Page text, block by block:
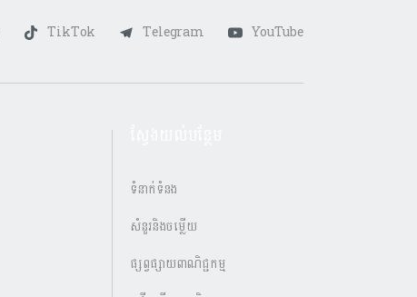
TikTok Telegram YouTube
ទំនាក់ទំនង
សំនួរនិងចម្លើយ
ផ្សព្វផ្សាយពាណិជ្ជកម្ម